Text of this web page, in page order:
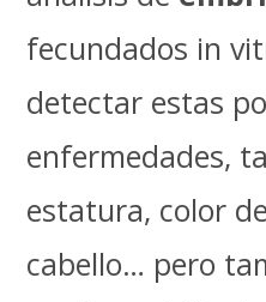
fecundados in
detectar estas
enfermedades,
estatura, color
cabello… pero